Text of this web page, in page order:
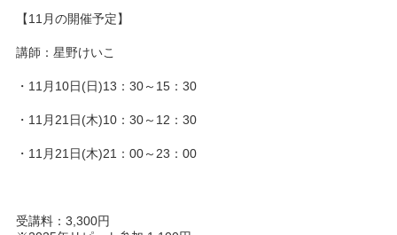
【11月の開催予定】
講師：星野けいこ
・11月10日(日)13：30～15：30
・11月21日(木)10：30～12：30
・11月21日(木)21：00～23：00
受講料：3,300円